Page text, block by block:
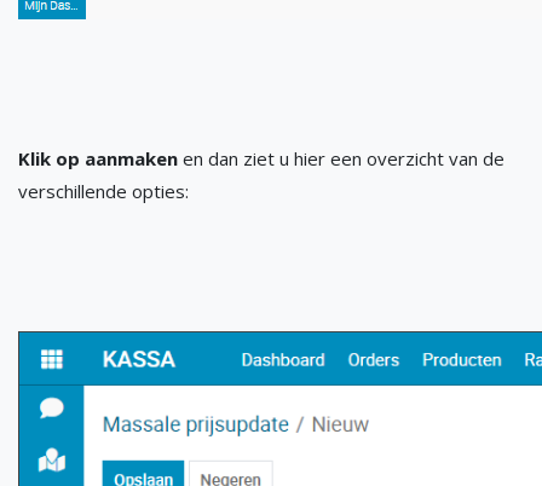
Klik op aanmaken en dan ziet u hier een overzicht van de
verschillende opties: